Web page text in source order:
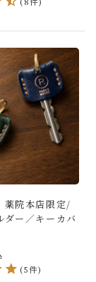
薬院本店限定/
ダー／キーカバ
(5件)